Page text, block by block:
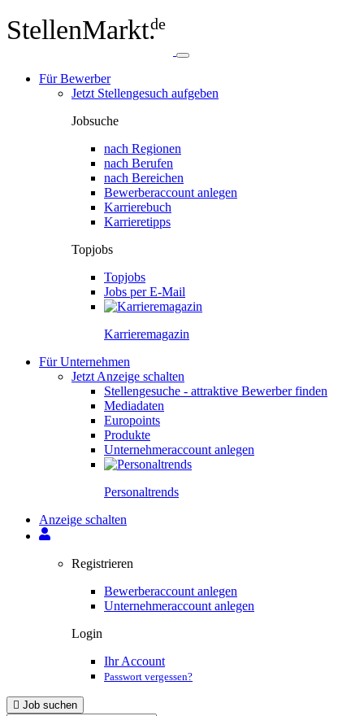
StellenMarkt.de
Für Bewerber
Jetzt Stellengesuch aufgeben
Jobsuche
nach Regionen
nach Berufen
nach Bereichen
Bewerberaccount anlegen
Karrierebuch
Karrieretipps
Topjobs
Topjobs
Jobs per E-Mail
Karriere­magazin
Für Unternehmen
Jetzt Anzeige schalten
Stellengesuche - attraktive Bewerber finden
Mediadaten
Europoints
Produkte
Unternehmeraccount anlegen
Personal­trends
Anzeige schalten
Registrieren
Bewerberaccount anlegen
Unternehmeraccount anlegen
Login
Ihr Account
Passwort vergessen?
Job suchen